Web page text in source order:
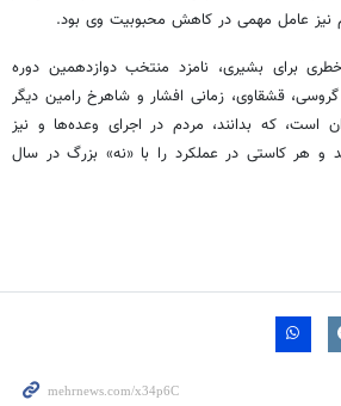
نیز عامل مهمی در کاهش محبوبیت وی بود.
برای بشیری، نامزد منتخب دوازدهمین دوره
گروسی،قشقاوی، زمانی افشار و شاهرخ رامین دیگر
است، که بدانند، مردم در اجرای وعده‌ها و نیز
و هر کاستی در عملکرد را با «نه» بزرگ در سال